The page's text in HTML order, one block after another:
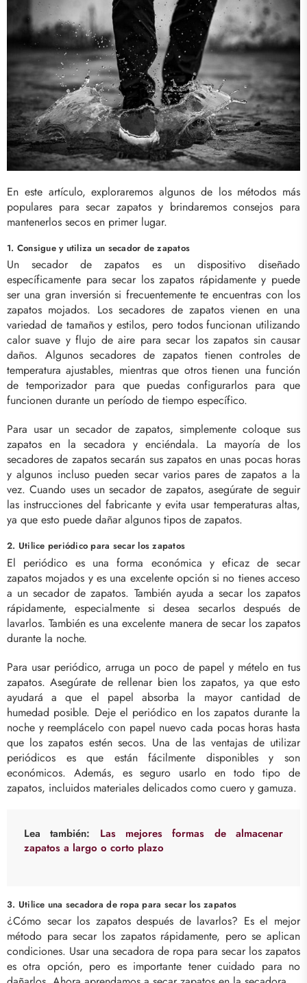
En este artículo, exploraremos algunos de los métodos más
populares para secar zapatos y brindaremos consejos para
mantenerlos secos en primer lugar.
1. Consigue y utiliza un secador de zapatos
Un secador de zapatos es un dispositivo diseñado
específicamente para secar los zapatos rápidamente y puede
ser una gran inversión si frecuentemente te encuentras con los
zapatos mojados. Los secadores de zapatos vienen en una
variedad de tamaños y estilos, pero todos funcionan utilizando
calor suave y flujo de aire para secar los zapatos sin causar
daños. Algunos secadores de zapatos tienen controles de
temperatura ajustables, mientras que otros tienen una función
de temporizador para que puedas configurarlos para que
funcionen durante un período de tiempo específico.
Para usar un secador de zapatos, simplemente coloque sus
zapatos en la secadora y enciéndala. La mayoría de los
secadores de zapatos secarán sus zapatos en unas pocas horas
y algunos incluso pueden secar varios pares de zapatos a la
vez. Cuando uses un secador de zapatos, asegúrate de seguir
las instrucciones del fabricante y evita usar temperaturas altas,
ya que esto puede dañar algunos tipos de zapatos.
2. Utilice periódico para secar los zapatos
El periódico es una forma económica y eficaz de secar
zapatos mojados y es una excelente opción si no tienes acceso
a un secador de zapatos. También ayuda a secar los zapatos
rápidamente, especialmente si desea secarlos después de
lavarlos. También es una excelente manera de secar los zapatos
durante la noche.
Para usar periódico, arruga un poco de papel y mételo en tus
zapatos. Asegúrate de rellenar bien los zapatos, ya que esto
ayudará a que el papel absorba la mayor cantidad de
humedad posible. Deje el periódico en los zapatos durante la
noche y reemplácelo con papel nuevo cada pocas horas hasta
que los zapatos estén secos. Una de las ventajas de utilizar
periódicos es que están fácilmente disponibles y son
económicos. Además, es seguro usarlo en todo tipo de
zapatos, incluidos materiales delicados como cuero y gamuza.
Lea también:
Las mejores formas de almacenar
zapatos a largo o corto plazo
3. Utilice una secadora de ropa para secar los zapatos
¿Cómo secar los zapatos después de lavarlos? Es el mejor
método para secar los zapatos rápidamente, pero se aplican
condiciones. Usar una secadora de ropa para secar los zapatos
es otra opción, pero es importante tener cuidado para no